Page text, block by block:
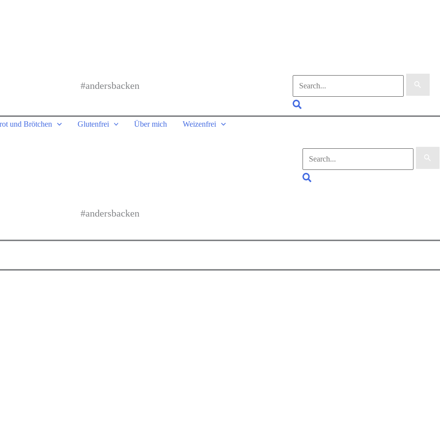
#andersbacken
nach:
Suchen
und Brötchen Glutenfrei Über mich Weizenfrei
nach:
Suchen
#andersbacken